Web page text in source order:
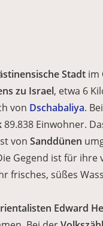
Stadt im
zu Israel, etwa 6
von Dschabaliya.
89.838 Einwohner.
von Sanddünen
Gegend ist für ihre
frisches, süßes
Edward